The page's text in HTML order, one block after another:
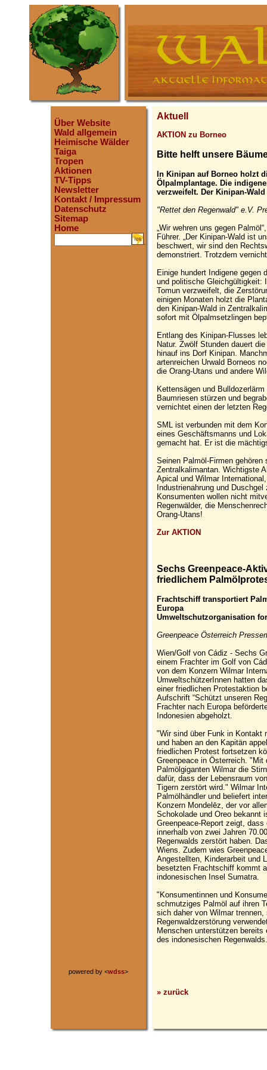
Über Website
Wald allgemein
Heimische Wälder
Taiga
Tropen
Aktionen
TV-Tipps
Newsletter
Kontakt / Impressum
Datenschutz
Sitemap
Home
.
powered by <wdss>
Aktuell
AKTION zu Borneo
Bitte helft unsere
In Kinipan auf Borneo holzt
Ölpalmplantage. Die
verzweifelt. Der Kinipan-
"Rettet den Regenwald" e.V.
„Wir wehren uns gegen
Führer. „Der Kinipan-Wald ist
beschwert, wir sind den
demonstriert. Trotzdem
Einige hundert Indigene gegen
und politische Gleichgültigkeit:
Tomun verzweifelt, die
einigen Monaten holzt die
den Kinipan-Wald in
sofort mit Ölpalmsetzlingen
Entlang des Kinipan-Flusses
Natur. Zwölf Stunden dauert
hinauf ins Dorf Kinipan.
artenreichen Urwald Borneos
die Orang-Utans und andere
Kettensägen und
Baumriesen stürzen und
vernichtet einen der letzten
SML ist verbunden mit dem
eines Geschäftsmanns und
gemacht hat. Er ist die
Seinen Palmöl-Firmen
Zentralkalimantan. Wichtigste
Apical und Wilmar
Industrienahrung und
Konsumenten wollen nicht
Regenwälder, die
Orang-Utans!
Zur AKTION
Sechs Greenpeace-
friedlichem
Frachtschiff transportiert
Europa
Umweltschutzorganisation
Greenpeace Österreich
Wien/Golf von Cádiz - Sechs
einem Frachter im Golf von
von dem Konzern Wilmar
UmweltschützerInnen hatten
einer friedlichen Protestaktion
Aufschrift “Schützt unseren
Frachter nach Europa
Indonesien abgeholzt.
"Wir sind über Funk in Kontakt
und haben an den Kapitän
friedlichen Protest fortsetzen
Greenpeace in Österreich. "Mit
Palmölgiganten Wilmar die
dafür, dass der Lebensraum
Tigern zerstört wird." Wilmar
Palmölhändler und beliefert
Konzern Mondelēz, der vor
Schokolade und Oreo bekannt
Greenpeace-Report zeigt,
innerhalb von zwei Jahren
Regenwalds zerstört haben.
Wiens. Zudem wies
Angestellten, Kinderarbeit und
besetzten Frachtschiff kommt
indonesischen Insel Sumatra.
"Konsumentinnen und
schmutziges Palmöl auf ihren
sich daher von Wilmar
Regenwaldzerstörung
Menschen unterstützen
des indonesischen Regenwalds.
» zurück